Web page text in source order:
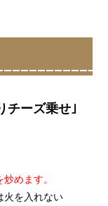
チーズ乗せ｣
めます。
火を入れない